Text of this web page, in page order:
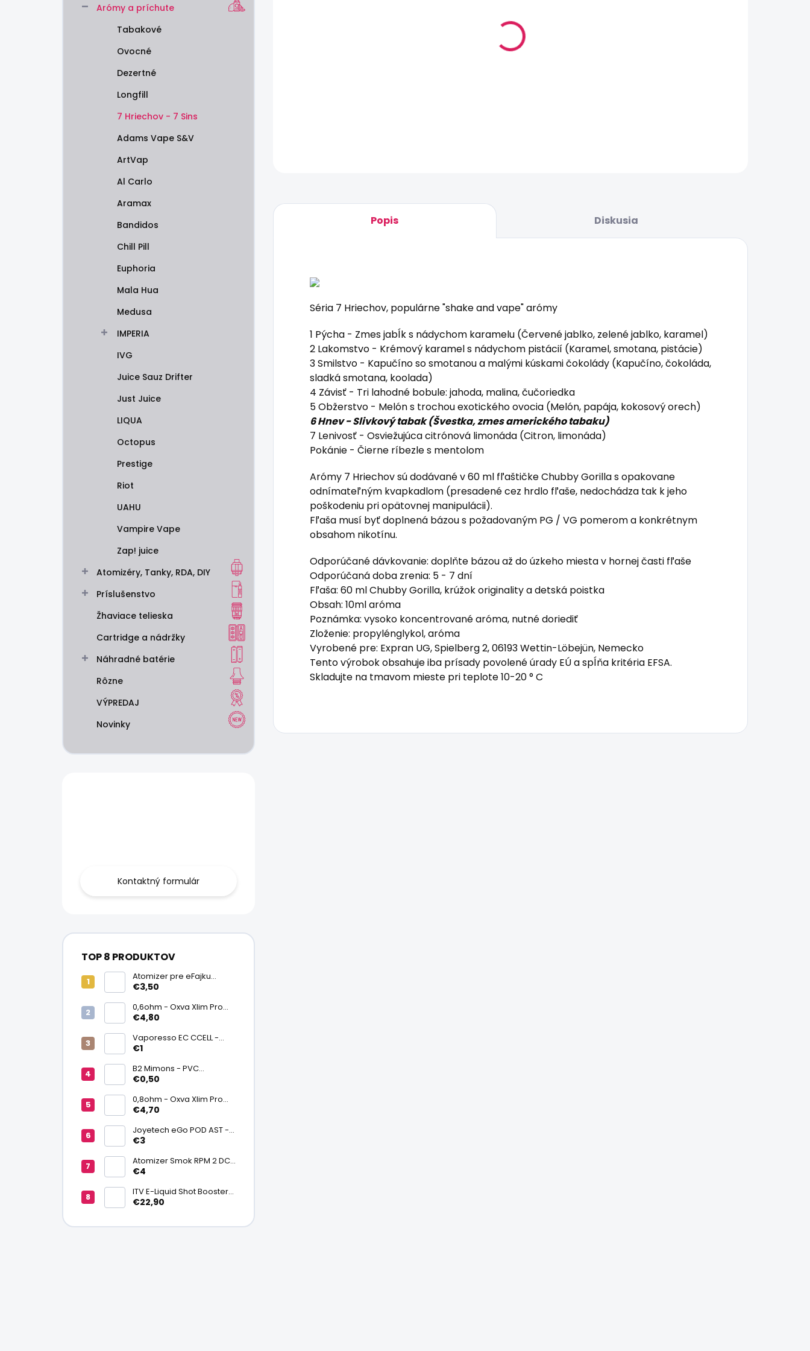
Arómy a príchute
Tabakové
Ovocné
Dezertné
Longfill
7 Hriechov - 7 Sins
Adams Vape S&V
ArtVap
Al Carlo
Aramax
Bandidos
Chill Pill
Euphoria
Mala Hua
Medusa
IMPERIA
IVG
Juice Sauz Drifter
Just Juice
LIQUA
Octopus
Prestige
Riot
UAHU
Vampire Vape
Zap! juice
Atomizéry, Tanky, RDA, DIY
Príslušenstvo
Žhaviace telieska
Cartridge a nádržky
Náhradné batérie
Rôzne
VÝPREDAJ
Novinky
Kontaktný formulár
TOP 8 PRODUKTOV
Atomizer pre eFajku
Kamry K1000 Plus
€3,50
0,6ohm - Oxva Xlim Pro
cartridge V3 Top Fill 2ml
€4,80
Vaporesso EC CCELL -
Keramický atomizér
€1
B2 Mimons - PVC
zmršťovacia fólia na
€0,50
0,8ohm - Oxva Xlim Pro
cartridge V3 Top Fill 2ml
€4,70
Joyetech eGo POD AST -
náhradná pod cartridge
€3
Atomizer Smok RPM 2 DC
0,6ohm MTL
€4
ITV E-Liquid Shot Booster
NICSALT 50PG/50VG 20
€22,90
7.8.2026
MOŽNOSTI
Popis Diskusia
Séria 7 Hriechov, populárne "shake and vape" arómy
1 Pýcha - Zmes jabĺk s nádychom karamelu (Červené jablko, zelené jablko, karamel)
2 Lakomstvo - Krémový karamel s nádychom pistácií (Karamel, smotana, pistácie)
3 Smilstvo - Kapučíno so smotanou a malými kúskami čokolády (Kapučíno, čokoláda,
sladká smotana, koolada)
4 Závisť - Tri lahodné bobule: jahoda, malina, čučoriedka
5 Obžerstvo - Melón s trochou exotického ovocia (Melón, papája, kokosový orech)
6 Hnev - Slivkový tabak (Švestka, zmes amerického tabaku)
7 Lenivosť - Osviežujúca citrónová limonáda (Citron, limonáda)
Pokánie - Čierne ríbezle s mentolom
Arómy 7 Hriechov sú dodávané v 60 ml fľaštičke Chubby Gorilla s opakovane
odnímateľným kvapkadlom (presadené cez hrdlo fľaše, nedochádza tak k jeho
poškodeniu pri opätovnej manipulácii).
Fľaša musí byť doplnená bázou s požadovaným PG / VG pomerom a konkrétnym
obsahom nikotínu.
Odporúčané dávkovanie: doplňte bázou až do úzkeho miesta v hornej časti fľaše
Odporúčaná doba zrenia: 5 - 7 dní
Fľaša: 60 ml Chubby Gorilla, krúžok originality a detská poistka
Obsah: 10ml aróma
Poznámka: vysoko koncentrované aróma, nutné doriediť
Zloženie: propylénglykol, aróma
Vyrobené pre: Expran UG, Spielberg 2, 06193 Wettin-Löbejün, Nemecko
Tento výrobok obsahuje iba prísady povolené úrady EÚ a spĺňa kritéria EFSA.
Skladujte na tmavom mieste pri teplote 10-20 ° C